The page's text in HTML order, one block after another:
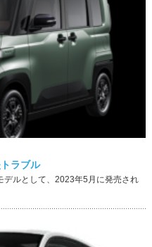
ラブル
デルとして、2023年5月に発売され